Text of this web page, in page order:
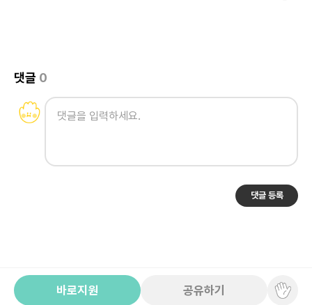
댓글 0
댓글 등록
바로지원 공유하기